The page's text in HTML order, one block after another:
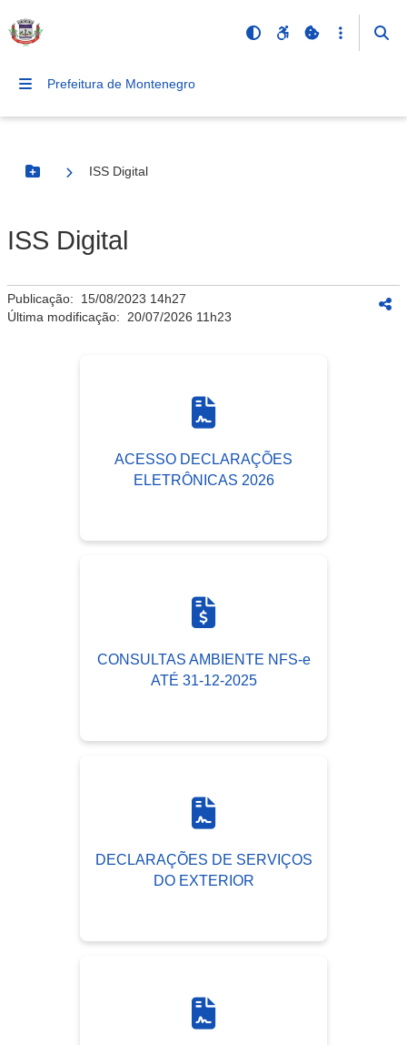
Prefeitura de Montenegro
Botão Menu
ISS Digital
ISS Digital
Publicação: 15/08/2023 14h27
Última modificação: 20/07/2026 11h23
ACESSO DECLARAÇÕES
ELETRÔNICAS 2026
CONSULTAS AMBIENTE NFS-e
ATÉ 31-12-2025
DECLARAÇÕES DE SERVIÇOS
DO EXTERIOR